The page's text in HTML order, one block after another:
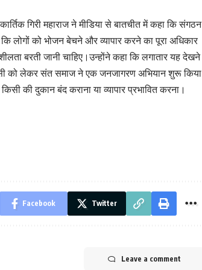
कार्तिक गिरी महाराज ने मीडिया से बातचीत में कहा कि संगठन
लोगों को भोजन बेचने और व्यापार करने का पूरा अधिकार
बरती जानी चाहिए।उन्होंने कहा कि लगातार यह देखने
को लेकर संत समाज ने एक जनजागरण अभियान शुरू किया
की दुकान बंद कराना या व्यापार प्रभावित करना।
Facebook Twitter
Leave a comment